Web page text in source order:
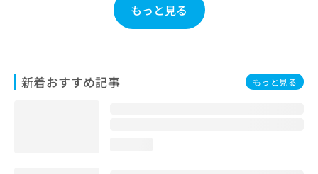
もっと見る
新着おすすめ記事 もっと見る